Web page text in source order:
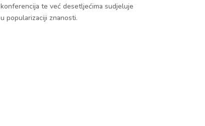
konferencija te već desetljećima sudjeluje
u popularizaciji znanosti.